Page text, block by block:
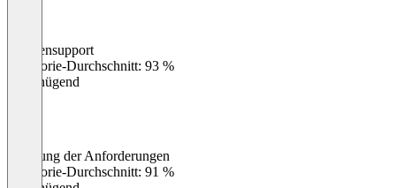
Kundensupport
Kategorie-Durchschnitt: 93 %
Ungenügend
Erfüllung der Anforderungen
Kategorie-Durchschnitt: 91 %